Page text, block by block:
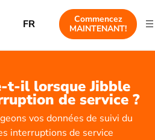
FR
Commencez
MAINTENANT!
t-il lorsque Jibble
de service ?
vos données de suivi du
interruptions de service